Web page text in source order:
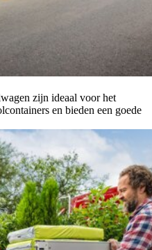
zijn ideaal voor het
en bieden een goede